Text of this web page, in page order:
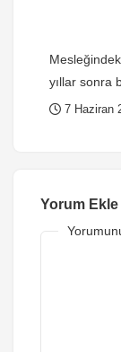
yıllar sonra
7 Haziran
Yorum Ekle